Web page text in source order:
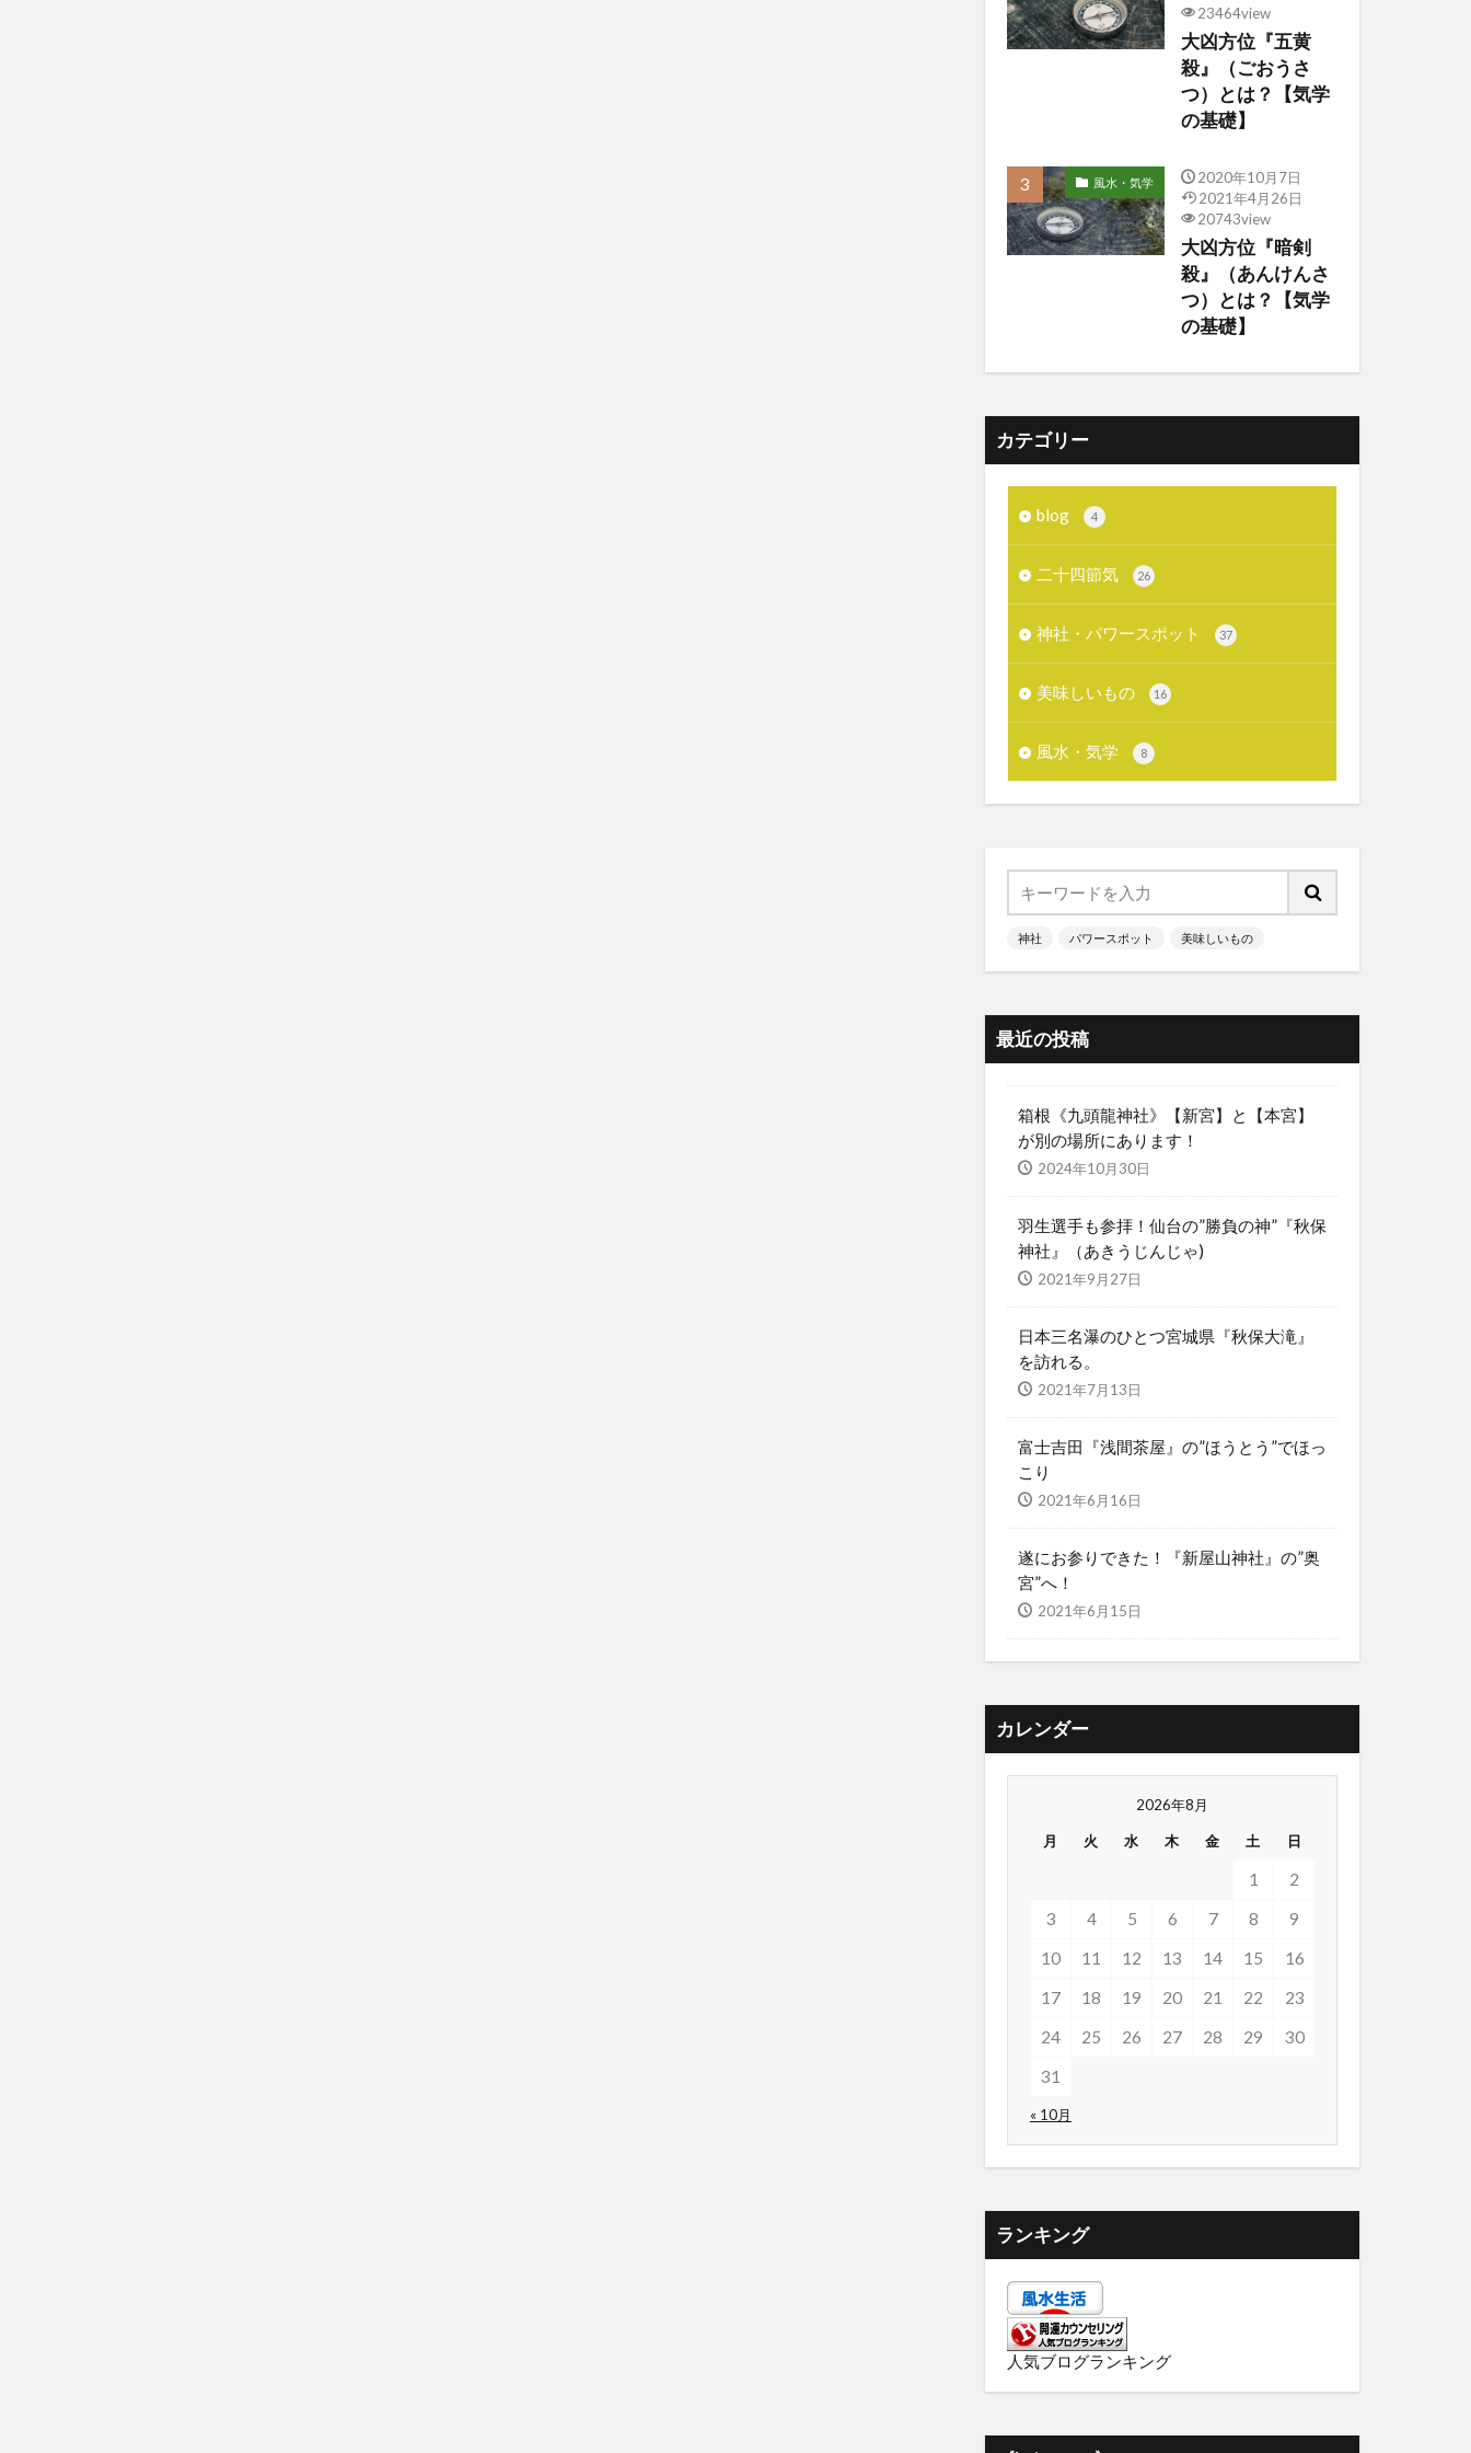
23464view
大凶方位『五黄
殺』（ごおうさ
つ）とは？【気学
の基礎】
風水・気学
2020年10月7日
2021年4月26日
20743view
大凶方位『暗剣
殺』（あんけんさ
つ）とは？【気学
の基礎】
カテゴリー
blog 4
二十四節気 26
神社・パワースポット 37
美味しいもの 16
風水・気学 8
神社 パワースポット 美味しいもの
最近の投稿
箱根《九頭龍神社》【新宮】と【本宮】
が別の場所にあります！
2024年10月30日
羽生選手も参拝！仙台の”勝負の神”『秋保
神社』（あきうじんじゃ)
2021年9月27日
日本三名瀑のひとつ宮城県『秋保大滝』
を訪れる。
2021年7月13日
富士吉田『浅間茶屋』の”ほうとう”でほっ
こり
2021年6月16日
遂にお参りできた！『新屋山神社』の”奥
宮”へ！
2021年6月15日
カレンダー
2026年8月
月 火 水 木 金 土 日
« 10月
1
2
3
4 5 6 7 8
9
10
11 12 13 14 15
16
17
18 19 20 21 22
23
24
25 26 27 28 29
30
31
ランキング
人気ブログランキング